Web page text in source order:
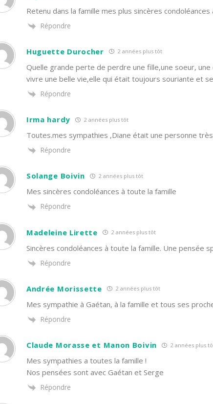
Retenu dans la famille mes plus sincères
Répondre
Huguette Durocher 2 années plus tôt
Quelle grande perte de perdre une fille,une soeur,
vivre une belle vie,elle qui était toujours souriante et
Répondre
Irma hardy 2 années plus tôt
Toutes.mes sympathies ,Diane était une personne
Répondre
Solange Boivin 2 années plus tôt
Mes sincères condoléances à toute la famille
Répondre
Madeleine Lirette 2 années plus tôt
Sincères condoléances à toute la famille. Une pensée
Répondre
Andrée Morissette 2 années plus tôt
Mes sympathie à Gaétan, à la famille et tous ses
Répondre
Claude Morasse et Manon Boivin 2 années plus
Mes sympathies a toutes la famille !
Nos pensées sont avec Gaétan et Serge
Répondre